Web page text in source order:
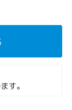
す。